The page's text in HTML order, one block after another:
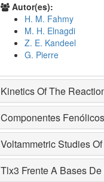
Autor(es):
H. M. Fahmy
M. H. Elnagdi
Z. E. Kandeel
G. Pierre
Kinetics Of The
Componentes
Voltammetric Studies
Tlx3 Frente A Bases